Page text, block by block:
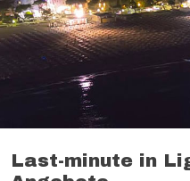
Last-minute in